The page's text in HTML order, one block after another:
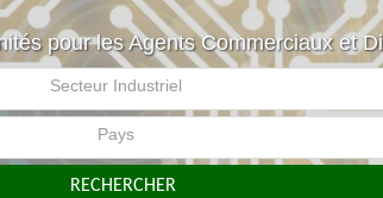
pour les Agents Commerciaux et
Secteur Industriel
Pays
RECHERCHER